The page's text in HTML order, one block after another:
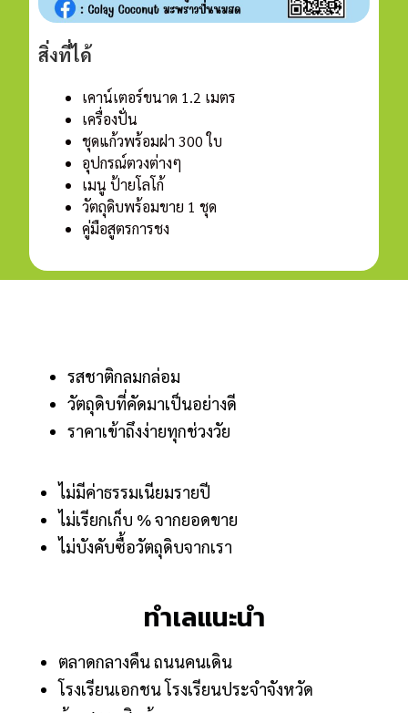
สิ่งที่ได้
เคาน์เตอร์ขนาด 1.2 เมตร
เครื่องปั่น
ชุดแก้วพร้อมฝา 300 ใบ
อุปกรณ์ตวงต่างๆ
เมนู ป้ายโลโก้
วัตถุดิบพร้อมขาย 1 ชุด
คู่มือสูตรการชง
รสชาติกลมกล่อม
วัตถุดิบที่คัดมาเป็นอย่างดี
ราคาเข้าถึงง่ายทุกช่วงวัย
ไม่มีค่าธรรมเนียมรายปี
ไม่เรียกเก็บ % จากยอดขาย
ไม่บังคับซื้อวัตถุดิบจากเรา
ทำเลแนะนำ
ตลาดกลางคืน ถนนคนเดิน
โรงเรียนเอกชน โรงเรียนประจำจังหวัด